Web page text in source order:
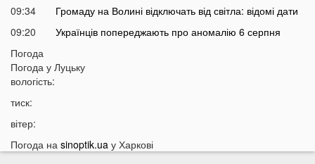
09:34
Громаду на Волині відключать від світла: відомі дати
09:20
Українців попереджають про аномалію 6 серпня
09:05
вважався зниклим безвісти
21:32
20:21
Ці продукти потрібно викинути через 48 годин: вони
можуть бути небезпечними
Погода
Погода у Луцьку
вологість:
тиск:
вітер:
Погода на sinoptik.ua у Харкові